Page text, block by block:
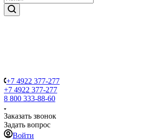
+7 4922 377-277
+7 4922 377-277
8 800 333-88-60
Заказать звонок
Задать вопрос
Войти